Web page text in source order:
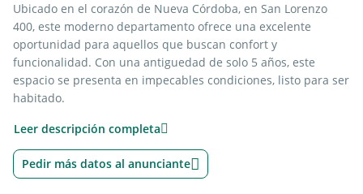
Ubicado en el corazón de Nueva Córdoba, en San Lorenzo
400, este moderno departamento ofrece una excelente
oportunidad para aquellos que buscan confort y
funcionalidad. Con una antiguedad de solo 5 años, este
espacio se presenta en impecables condiciones, listo para ser
habitado.
El departamento, orientado al suroeste y con disposición al
frente, cuenta con una superficie cubierta de 70 m2,
distribuidos en 5 ambientes que incluyen un balcón, una
Leer descripción completa
Pedir más datos al anunciante